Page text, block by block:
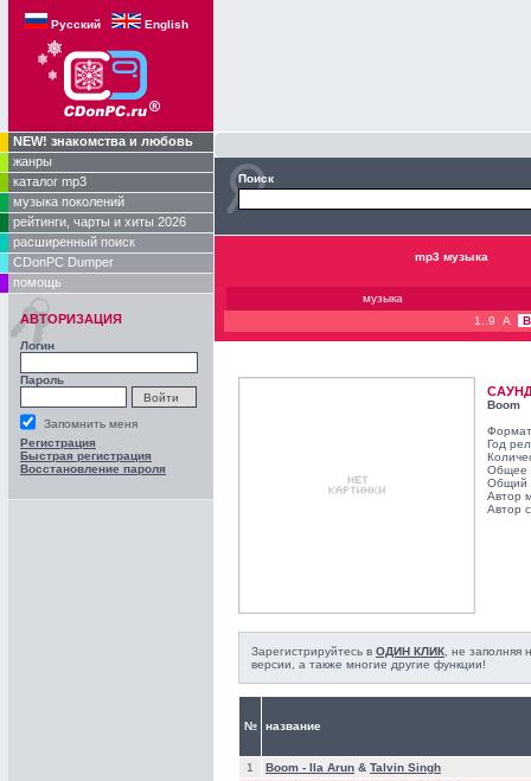
Русский English
NEW! знакомства и любовь
жанры
каталог mp3
музыка поколений
рейтинги, чарты и хиты 2026
расширенный поиск
CDonPC Dumper
помощь
АВТОРИЗАЦИЯ
Логин
Пароль
Запомнить меня
Регистрация
Быстрая регистрация
Восстановление пароля
Поиск
mp3 музыка
музыка
1..9
A B
Boom
Год
Общее
Общий
Автор
Автор
Зарегистрируйтесь в ОДИН КЛИК , не
версии, а также многие другие функции!
№ название
1 Boom - Ila Arun & Talvin Singh